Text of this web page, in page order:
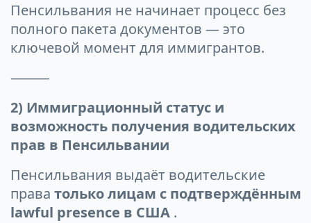
Пенсильвания не начинает процесс без
полного пакета документов — это
ключевой момент для иммигрантов.
⸻
2) Иммиграционный статус и
возможность получения водительских
прав в Пенсильвании
Пенсильвания выдаёт водительские
права только лицам с подтверждённым
lawful presence в США .